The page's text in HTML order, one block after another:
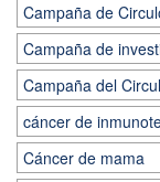
Campaña de
Campaña de
Campaña del
cáncer de
Cáncer de mama